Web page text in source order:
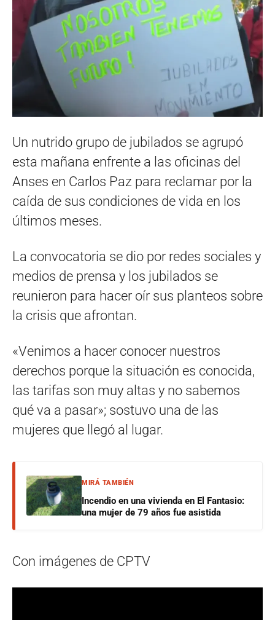
Un nutrido grupo de jubilados se agrupó
esta mañana enfrente a las oficinas del
Anses en Carlos Paz para reclamar por la
caída de sus condiciones de vida en los
últimos meses.
La convocatoria se dio por redes sociales y
medios de prensa y los jubilados se
reunieron para hacer oír sus planteos sobre
la crisis que afrontan.
«Venimos a hacer conocer nuestros
derechos porque la situación es conocida,
las tarifas son muy altas y no sabemos
qué va a pasar»; sostuvo una de las
mujeres que llegó al lugar.
MIRÁ TAMBIÉN
Incendio en una vivienda en El Fantasio:
una mujer de 79 años fue asistida
Con imágenes de CPTV